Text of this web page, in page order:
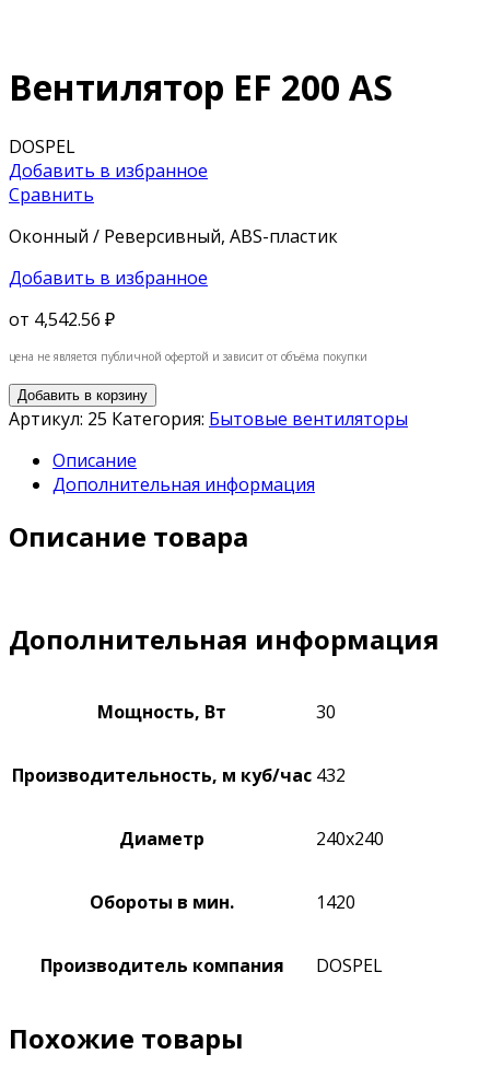
Вентилятор EF 200 AS
DOSPEL
Добавить в избранное
Сравнить
Оконный / Реверсивный, ABS-пластик
Добавить в избранное
от 4,542.56 ₽
цена не является публичной офертой и зависит от объёма покупки
Добавить в корзину
Артикул: 25 Категория: Бытовые вентиляторы
Описание
Дополнительная информация
Описание товара
Дополнительная информация
Мощность, Вт 30
Производительность, м куб/час 432
Диаметр 240х240
Обороты в мин. 1420
Производитель компания DOSPEL
Похожие товары